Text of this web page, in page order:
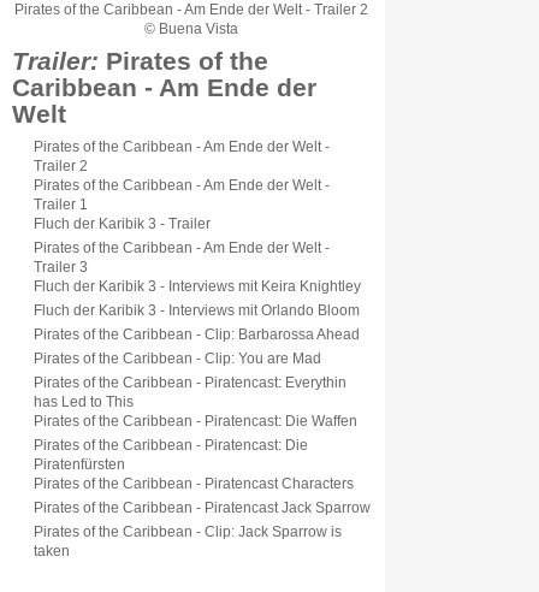
Pirates of the Caribbean - Am Ende der Welt - Trailer 2
© Buena Vista
Trailer: Pirates of the
Caribbean - Am Ende der
Welt
Pirates of the Caribbean - Am Ende der Welt -
Trailer 2
Pirates of the Caribbean - Am Ende der Welt -
Trailer 1
Fluch der Karibik 3 - Trailer
Pirates of the Caribbean - Am Ende der Welt -
Trailer 3
Fluch der Karibik 3 - Interviews mit Keira Knightley
Fluch der Karibik 3 - Interviews mit Orlando Bloom
Pirates of the Caribbean - Clip: Barbarossa Ahead
Pirates of the Caribbean - Clip: You are Mad
Pirates of the Caribbean - Piratencast: Everythin
has Led to This
Pirates of the Caribbean - Piratencast: Die Waffen
Pirates of the Caribbean - Piratencast: Die
Piratenfürsten
Pirates of the Caribbean - Piratencast Characters
Pirates of the Caribbean - Piratencast Jack Sparrow
Pirates of the Caribbean - Clip: Jack Sparrow is
taken